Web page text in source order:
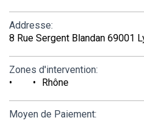
Addresse:
8 Rue Sergent Blandan 69001
Zones d'intervention:
Rhône
Moyen de Paiement: